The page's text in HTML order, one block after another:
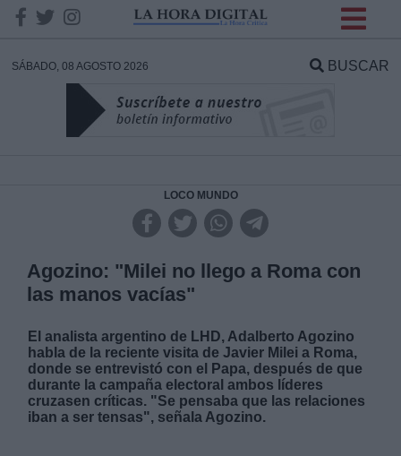
SÁBADO, 08 AGOSTO 2026 BUSCAR
LOCO MUNDO
Agozino: "Milei no llego a Roma con
las manos vacías"
El analista argentino de LHD, Adalberto Agozino
habla de la reciente visita de Javier Milei a Roma,
donde se entrevistó con el Papa, después de que
durante la campaña electoral ambos líderes
cruzasen críticas. "Se pensaba que las relaciones
iban a ser tensas", señala Agozino.
DATOS
Responsable:
Destinatarios: